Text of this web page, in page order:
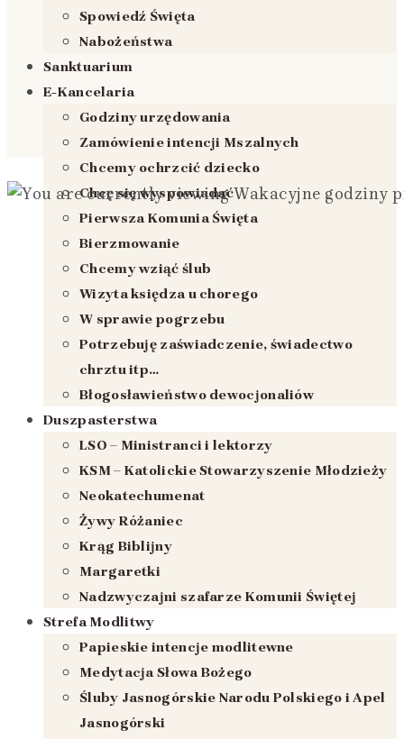
Spowiedź Święta
Nabożeństwa
Sanktuarium
E-Kancelaria
Godziny urzędowania
Zamówienie intencji Mszalnych
Chcemy ochrzcić dziecko
Chcę się wyspowiadać
Pierwsza Komunia Święta
Bierzmowanie
Chcemy wziąć ślub
Wizyta księdza u chorego
W sprawie pogrzebu
Potrzebuję zaświadczenie, świadectwo
chrztu itp…
Błogosławieństwo dewocjonaliów
Duszpasterstwa
LSO – Ministranci i lektorzy
KSM – Katolickie Stowarzyszenie Młodzieży
Neokatechumenat
Żywy Różaniec
Krąg Biblijny
Margaretki
Nadzwyczajni szafarze Komunii Świętej
Strefa Modlitwy
Papieskie intencje modlitewne
Medytacja Słowa Bożego
Śluby Jasnogórskie Narodu Polskiego i Apel
Jasnogórski